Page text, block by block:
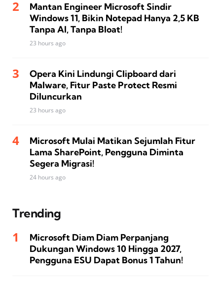
Mantan Engineer Microsoft Sindir
Windows 11, Bikin Notepad Hanya 2,5 KB
Tanpa AI, Tanpa Bloat!
23 hours ago
Opera Kini Lindungi Clipboard dari
Malware, Fitur Paste Protect Resmi
Diluncurkan
23 hours ago
Microsoft Mulai Matikan Sejumlah Fitur
Lama SharePoint, Pengguna Diminta
Segera Migrasi!
24 hours ago
Trending
Microsoft Diam Diam Perpanjang
Dukungan Windows 10 Hingga 2027,
Pengguna ESU Dapat Bonus 1 Tahun!